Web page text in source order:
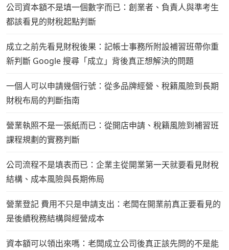
公司資本額不是填一個數字而已：創業者、負責人與準考生
都該看見的財稅起點判斷
成立之前先看見財稅後果：記帳士事務所附設補習班帶你重
新判斷 Google 搜尋「成立」背後真正想解決的問題
一個人可以申請幾個行號：從多品牌經營、稅籍風險到長期
財稅布局的判斷指南
營業執照不是一張紙而已：從開店申請、稅籍風險到補習班
課程規劃的實務判斷
公司流程不是填表而已：企業主從開業第一天就要看見財稅
結構、成本風險與長期佈局
營業登記 費用不只是申請支出：老闆在開業前真正要看見的
是後續稅務結構與經營成本
資本額可以領出來嗎：老闆成立公司後真正該先問的不是能